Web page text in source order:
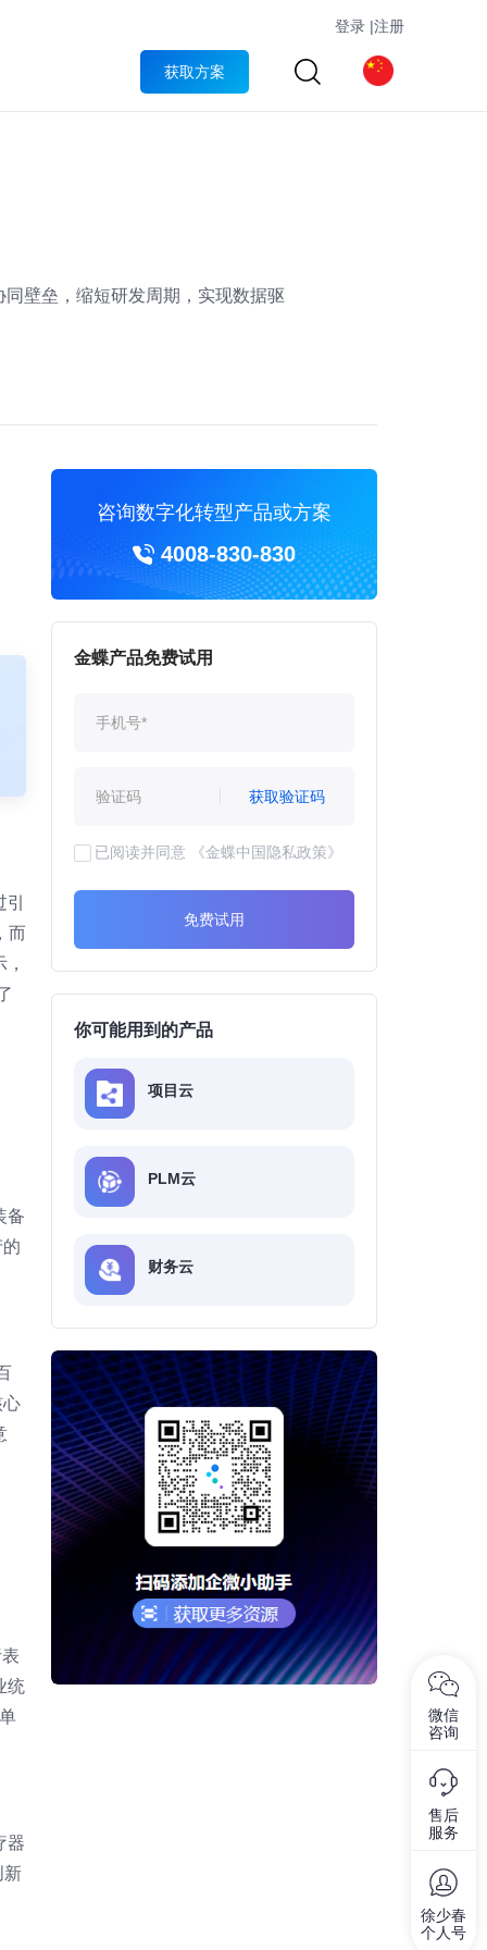
登录 |注册
获取方案
壁垒，缩短研发周期，实现数据驱
而
备
统
器
新
咨询数字化转型产品或方案
4008-830-830
金蝶产品免费试用
获取验证码
已阅读并同意 《金蝶中国隐私政策》
免费试用
你可能用到的产品
项目云
PLM云
财务云
微信
咨询
售后
服务
徐少春
个人号